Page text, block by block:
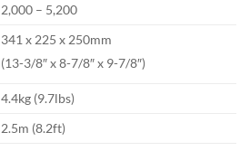
2,000 – 5,200
341 x 225 x 250mm
(13-3/8″ x 8-7/8″ x 9-7/8″)
4.4kg (9.7lbs)
2.5m (8.2ft)